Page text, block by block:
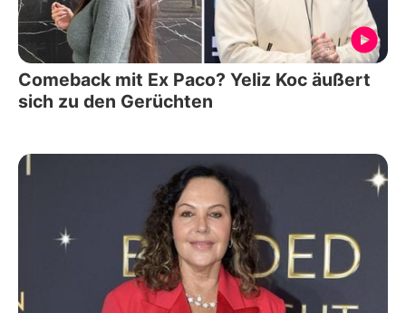
Comeback mit Ex Paco? Yeliz Koc äußert
sich zu den Gerüchten